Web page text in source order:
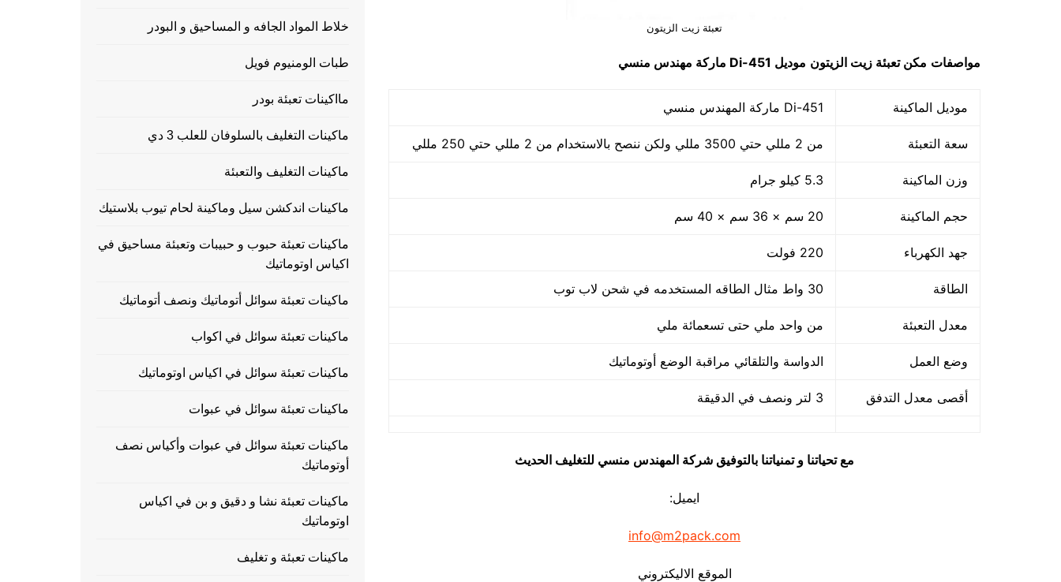
تعبئة زيت الزيتون
مواصفات مكنتعبئة زيت الزيتون موديل 451-Di ماركة مهندس منسي
موديل الماكينة 451-Di ماركة المهندس منسي
سعة التعبئة من 2 مللي حتي 3500 مللي ولكن ننصح بالاستخدام من 2 مللي حتي 250 مللي
وزن الماكينة 5.3 كيلو جرام
حجم الماكينة 20 سم × 36 سم × 40 سم
جهد الكهرباء 220 فولت
الطاقة 30 واط مثال الطاقه المستخدمه في شحن لاب توب
معدل التعبئة من واحد ملي حتى تسعمائة ملي
وضع العمل الدواسة والتلقائي مراقبة الوضع أوتوماتيك
أقصى معدل التدفق 3 لتر ونصف في الدقيقة
مع تحياتنا و تمنياتنا بالتوفيق شركة المهندس منسي للتغليف الحديث
ايميل:
info@m2pack.com
الموقع الاليكتروني
خلاط المواد الجافه و المساحيق و البودر
طبات الومنيوم فويل
مااكينات تعبئة بودر
ماكينات التغليف بالسلوفان للعلب 3 دي
ماكينات التغليف والتعبئة
ماكينات اندكشن سيل وماكينة لحام تيوب بلاستيك
ماكينات تعبئة حبوب و حبيبات وتعبئة مساحيق في
اكياس اوتوماتيك
ماكينات تعبئة سوائل أتوماتيك ونصف أتوماتيك
ماكينات تعبئة سوائل في اكواب
ماكينات تعبئة سوائل في اكياس اوتوماتيك
ماكينات تعبئة سوائل في عبوات
ماكينات تعبئة سوائل في عبوات وأكياس نصف
أوتوماتيك
ماكينات تعبئة نشا و دقيق و بن في اكياس
اوتوماتيك
ماكينات تعبئة و تغليف